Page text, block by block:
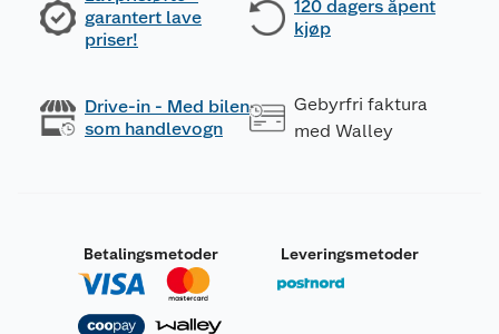
garantert lave
priser!
120 dagers åpent
kjøp
Drive-in - Med bilen
som handlevogn
Gebyrfri faktura
med Walley
Betalingsmetoder Leveringsmetoder